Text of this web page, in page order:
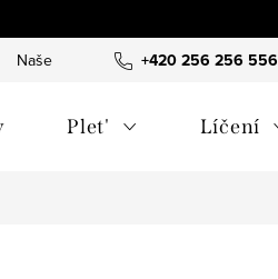
+420 256 256 556
Naše tipy a příběhy O nás
Plet' Líčení